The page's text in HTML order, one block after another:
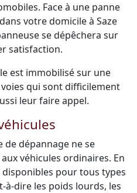
Face à une panne
votre domicile à Saze
se dépêchera sur
satisfaction.
est immobilisé sur une
qui sont difficilement
leur faire appel.
de dépannage ne se
véhicules ordinaires. En
pour tous types
à-dire les poids lourds, les